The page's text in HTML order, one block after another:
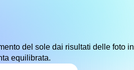
del sole dai risultati delle foto in
equilibrata.